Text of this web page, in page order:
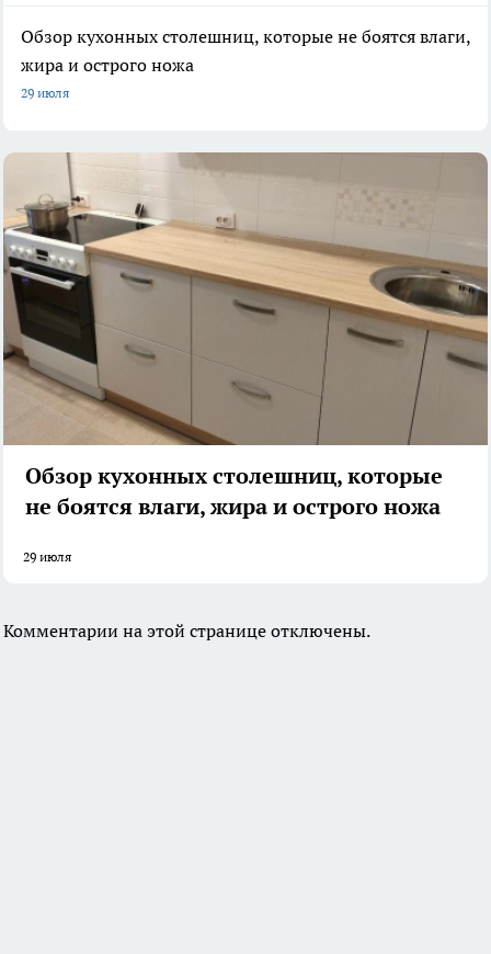
Обзор кухонных столешниц, которые не боятся влаги,
жира и острого ножа
29 июля
Обзор кухонных столешниц, которые
не боятся влаги, жира и острого ножа
29 июля
Комментарии на этой странице отключены.